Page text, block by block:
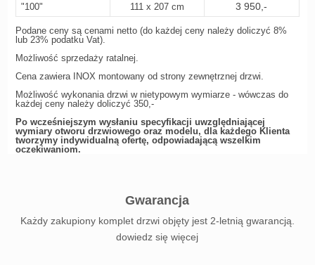
"100" 111 x 207 cm 3 950,-
Podane ceny są cenami netto (do każdej ceny należy doliczyć 8%
lub 23% podatku Vat).
Możliwość sprzedaży ratalnej.
Cena zawiera INOX montowany od strony zewnętrznej drzwi.
Możliwość wykonania drzwi w nietypowym wymiarze - wówczas do
każdej ceny należy doliczyć 350,-
Po wcześniejszym wysłaniu specyfikacji uwzględniającej
wymiary otworu drzwiowego oraz modelu, dla każdego Klienta
tworzymy indywidualną ofertę, odpowiadającą wszelkim
oczekiwaniom.
Gwarancja
Każdy zakupiony komplet drzwi objęty jest 2-letnią gwarancją.
dowiedz się więcej